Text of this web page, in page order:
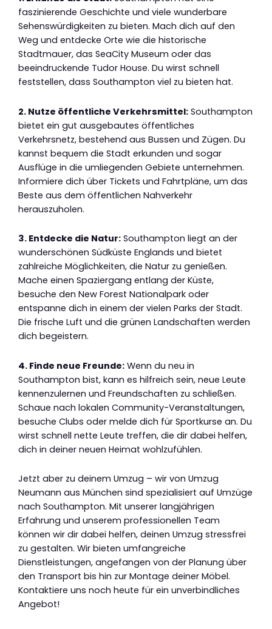
faszinierende Geschichte und viele wunderbare
Sehenswürdigkeiten zu bieten. Mach dich auf den
Weg und entdecke Orte wie die historische
Stadtmauer, das SeaCity Museum oder das
beeindruckende Tudor House. Du wirst schnell
feststellen, dass Southampton viel zu bieten hat.
2. Nutze öffentliche Verkehrsmittel: Southampton
bietet ein gut ausgebautes öffentliches
Verkehrsnetz, bestehend aus Bussen und Zügen. Du
kannst bequem die Stadt erkunden und sogar
Ausflüge in die umliegenden Gebiete unternehmen.
Informiere dich über Tickets und Fahrtpläne, um das
Beste aus dem öffentlichen Nahverkehr
herauszuholen.
3. Entdecke die Natur: Southampton liegt an der
wunderschönen Südküste Englands und bietet
zahlreiche Möglichkeiten, die Natur zu genießen.
Mache einen Spaziergang entlang der Küste,
besuche den New Forest Nationalpark oder
entspanne dich in einem der vielen Parks der Stadt.
Die frische Luft und die grünen Landschaften werden
dich begeistern.
4. Finde neue Freunde: Wenn du neu in
Southampton bist, kann es hilfreich sein, neue Leute
kennenzulernen und Freundschaften zu schließen.
Schaue nach lokalen Community-Veranstaltungen,
besuche Clubs oder melde dich für Sportkurse an. Du
wirst schnell nette Leute treffen, die dir dabei helfen,
dich in deiner neuen Heimat wohlzufühlen.
Jetzt aber zu deinem Umzug – wir von Umzug
Neumann aus München sind spezialisiert auf Umzüge
nach Southampton. Mit unserer langjährigen
Erfahrung und unserem professionellen Team
können wir dir dabei helfen, deinen Umzug stressfrei
zu gestalten. Wir bieten umfangreiche
Dienstleistungen, angefangen von der Planung über
den Transport bis hin zur Montage deiner Möbel.
Kontaktiere uns noch heute für ein unverbindliches
Angebot!